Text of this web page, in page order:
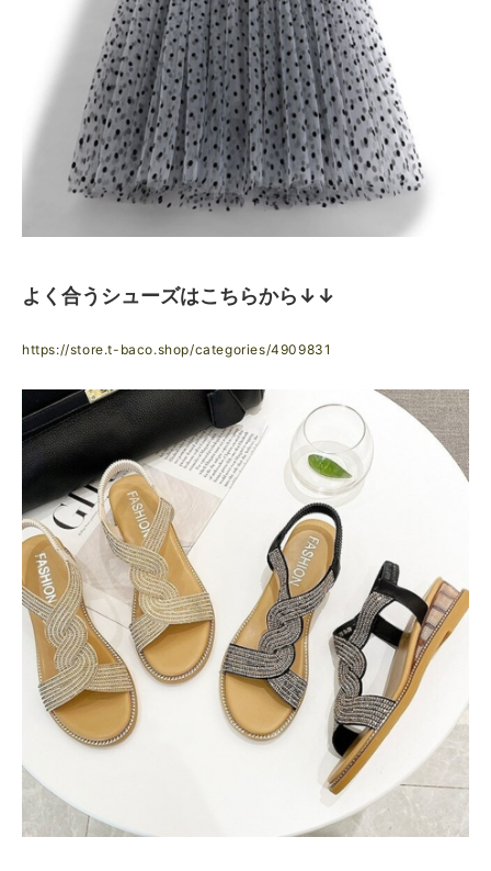
よく合うシューズはこちらから↓↓
https://store.t-baco.shop/categories/4909831